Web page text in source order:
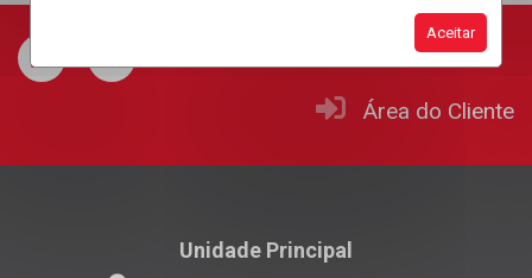
Aceitar
Área do Cliente
Unidade Principal